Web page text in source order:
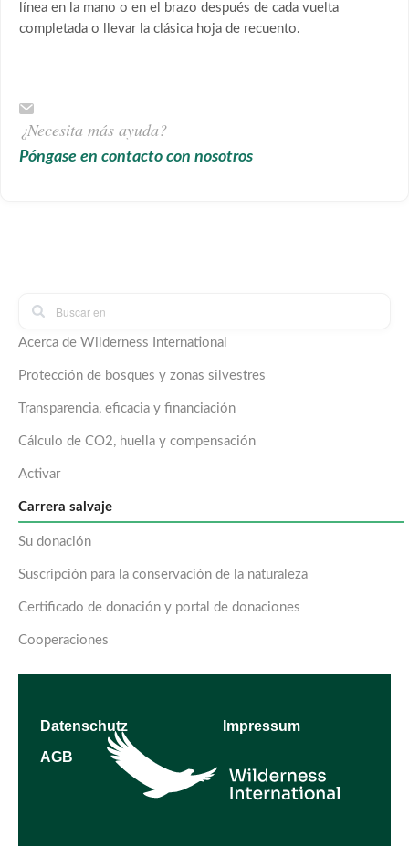
línea en la mano o en el brazo después de cada vuelta
completada o llevar la clásica hoja de recuento.
¿Necesita más ayuda?
Póngase en contacto con nosotros
Acerca de Wilderness International
Protección de bosques y zonas silvestres
Transparencia, eficacia y financiación
Cálculo de CO2, huella y compensación
Activar
Carrera salvaje
Su donación
Suscripción para la conservación de la naturaleza
Certificado de donación y portal de donaciones
Cooperaciones
Datenschutz
Impressum
AGB